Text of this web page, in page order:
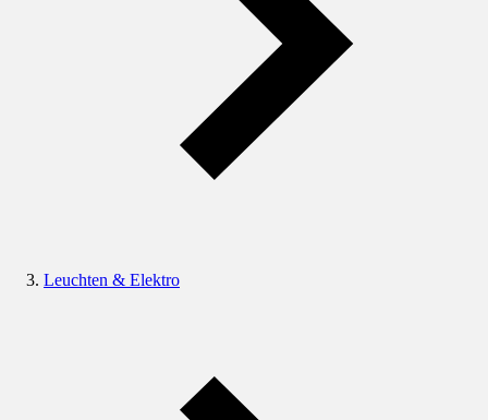
Leuchten & Elektro